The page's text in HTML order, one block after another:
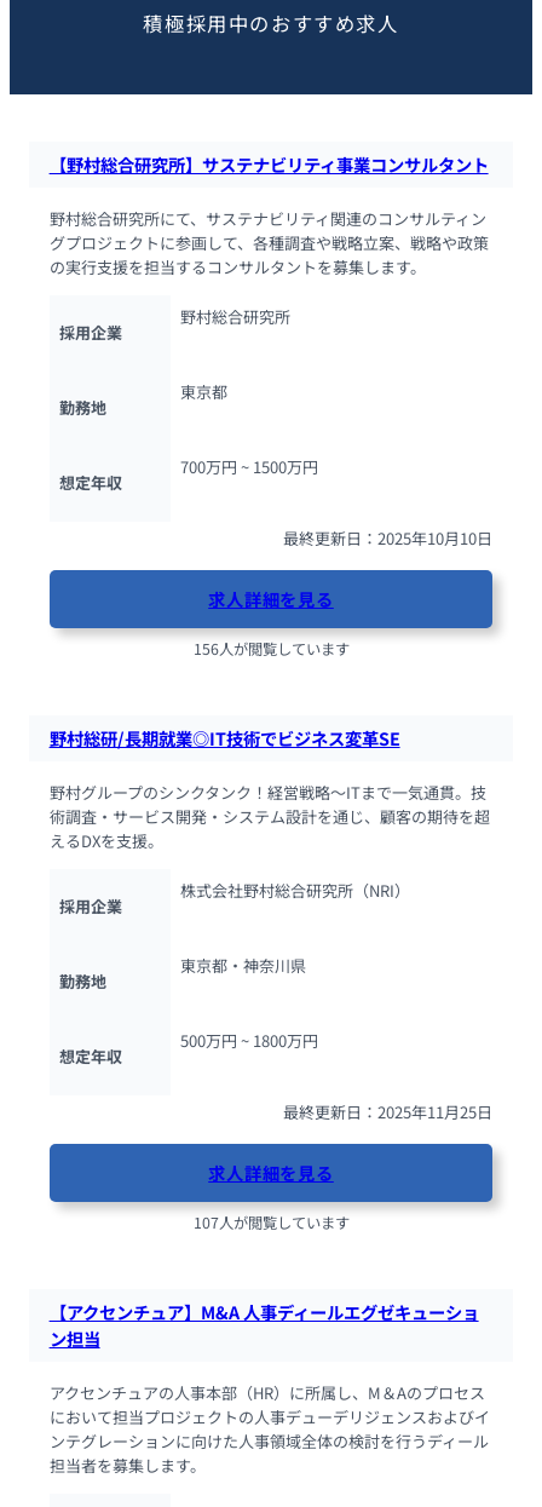
積極採用中のおすすめ求人
【野村総合研究所】サステナビリティ事業コンサルタント
野村総合研究所にて、サステナビリティ関連のコンサルティン
グプロジェクトに参画して、各種調査や戦略立案、戦略や政策
の実行支援を担当するコンサルタントを募集します。
採用企業
野村総合研究所
勤務地
東京都
想定年収
700万円 ~ 1500万円
最終更新日：2025年10月10日
求人詳細を見る
156人が閲覧しています
野村総研/長期就業◎IT技術でビジネス変革SE
野村グループのシンクタンク！経営戦略〜ITまで一気通貫。技
術調査・サービス開発・システム設計を通じ、顧客の期待を超
えるDXを支援。
採用企業
株式会社野村総合研究所（NRI）
勤務地
東京都・神奈川県
想定年収
500万円 ~ 1800万円
最終更新日：2025年11月25日
求人詳細を見る
107人が閲覧しています
【アクセンチュア】M&A 人事ディールエグゼキューショ
ン担当
アクセンチュアの人事本部（HR）に所属し、M＆Aのプロセス
において担当プロジェクトの人事デューデリジェンスおよびイ
ンテグレーションに向けた人事領域全体の検討を行うディール
担当者を募集します。